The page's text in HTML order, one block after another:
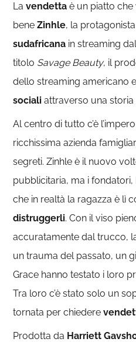
Lavendetta è un piatto
beneZinhle, la
sudafricana in streaming
titolo Savage Beauty, il
dello streaming americano
sociali attraverso una
Al centro di tutto c’è
ricchissima azienda
segreti. Zinhle è il nuovo
pubblicitaria, ma i fondatori,
che in realtà la ragazza è lì
distruggerli. Con il viso
accuratamente dal trucco,
un trauma del passato, un
Grace hanno testato i loro
Tra loro c’è stato solo un
tornata per chiedere
Prodotta da Harriett